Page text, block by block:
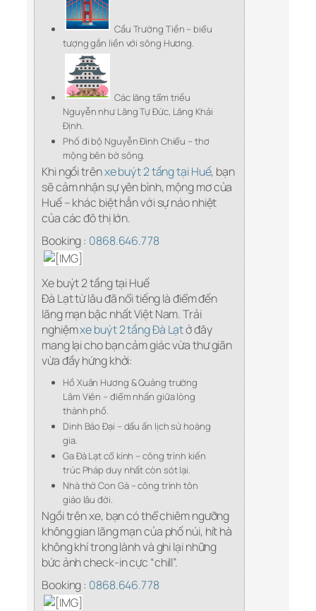
Cầu Trường Tiền – biểu
tượng gắn liền với sông Hương.
Các lăng tẩm triều
Nguyễn như Lăng Tự Đức, Lăng Khải
Định.
Phố đi bộ Nguyễn Đình Chiểu – thơ
mộng bên bờ sông.
Khi ngồi trênxe buýt 2 tầng tại Huế, bạn
sẽ cảm nhận sự yên bình, mộng mơ của
Huế – khác biệt hẳn với sự náo nhiệt
của các đô thị lớn.
Booking : 0868.646.778
Xe buýt 2 tầng tại Huế
Đà Lạt từ lâu đã nổi tiếng là điểm đến
lãng mạn bậc nhất Việt Nam. Trải
nghiệmxe buýt 2 tầng Đà Lạtở đây
mang lại cho bạn cảm giác vừa thư giãn
vừa đầy hứng khởi:
Hồ Xuân Hương & Quảng trường
Lâm Viên – điểm nhấn giữa lòng
thành phố.
Dinh Bảo Đại – dấu ấn lịch sử hoàng
gia.
Ga Đà Lạt cổ kính – công trình kiến
trúc Pháp duy nhất còn sót lại.
Nhà thờ Con Gà – công trình tôn
giáo lâu đời.
Ngồi trên xe, bạn có thể chiêm ngưỡng
không gian lãng mạn của phố núi, hít hà
không khí trong lành và ghi lại những
bức ảnh check-in cực “chill”.
Booking : 0868.646.778